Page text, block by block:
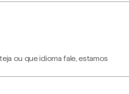
ou que idioma fale, estamos